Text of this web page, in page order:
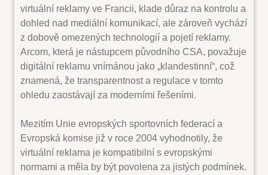
virtuální reklamy ve Francii, klade důraz na kontrolu a
dohled nad mediální komunikací, ale zároveň vychází
z dobově omezených technologií a pojetí reklamy.
Arcom, která je nástupcem původního CSA, považuje
digitální reklamu vnímánou jako „klandestinní“, což
znamená, že transparentnost a regulace v tomto
ohledu zaostávají za moderními řešeními.
Mezitím Unie evropských sportovních federací a
Evropská komise již v roce 2004 vyhodnotily, že
virtuální reklama je kompatibilní s evropskými
normami a měla by být povolena za jistých podmínek.